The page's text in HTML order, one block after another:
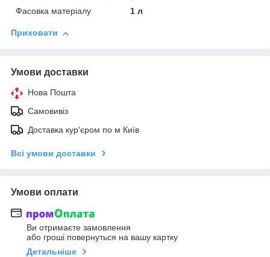
Фасовка матеріалу
1 л
Приховати
Умови доставки
Нова Пошта
Самовивіз
Доставка кур'єром по м Київ
Всі умови доставки
Умови оплати
Ви отримаєте замовлення
або гроші повернуться на вашу картку
Детальніше